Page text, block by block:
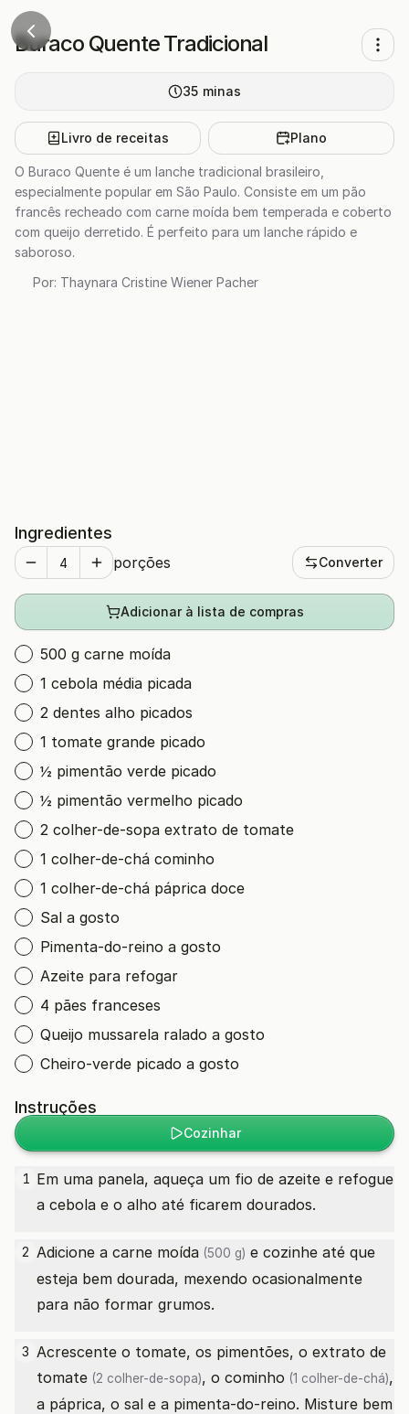
Buraco Quente Tradicional
35 minas
Livro de receitas Plano
O Buraco Quente é um lanche tradicional brasileiro,
especialmente popular em São Paulo. Consiste em um pão
francês recheado com carne moída bem temperada e coberto
com queijo derretido. É perfeito para um lanche rápido e
saboroso.
Por: Thaynara Cristine Wiener Pacher
Ingredientes
porções Converter
Adicionar à lista de compras
500 g carne moída
1 cebola média picada
2 dentes alho picados
1 tomate grande picado
½ pimentão verde picado
½ pimentão vermelho picado
2 colher-de-sopa extrato de tomate
1 colher-de-chá cominho
1 colher-de-chá páprica doce
Sal a gosto
Pimenta-do-reino a gosto
Azeite para refogar
4 pães franceses
Queijo mussarela ralado a gosto
Cheiro-verde picado a gosto
Instruções
Cozinhar
1 Em uma panela, aqueça um fio de azeite e refogue
a cebola e o alho até ficarem dourados.
2 Adicione a carne moída (500 g) e cozinhe até que
esteja bem dourada, mexendo ocasionalmente
para não formar grumos.
3 Acrescente o tomate, os pimentões, o extrato de
tomate (2 colher-de-sopa), o cominho (1 colher-de-chá),
a páprica, o sal e a pimenta-do-reino. Misture bem